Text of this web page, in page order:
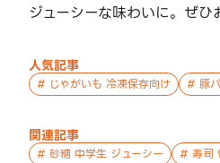
ジューシーな味わいに。ぜひ
人気記事
# じゃがいも 冷凍保存向け # 豚
関連記事
# 砂糖 中学生 ジューシー # 寿司